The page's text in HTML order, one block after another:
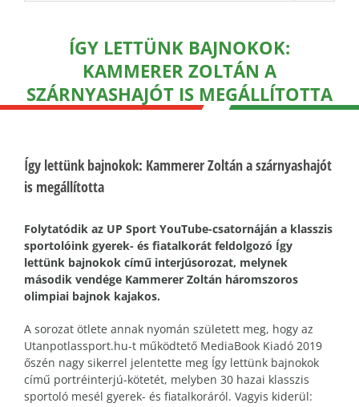
ÍGY LETTÜNK BAJNOKOK:
KAMMERER ZOLTÁN A
SZÁRNYASHAJÓT IS MEGÁLLÍTOTTA
Így lettünk bajnokok: Kammerer Zoltán a szárnyashajót
is megállította
Folytatódik az UP Sport YouTube-csatornáján a klasszis
sportolóink gyerek- és fiatalkorát feldolgozó Így
lettünk bajnokok című interjúsorozat, melynek
második vendége Kammerer Zoltán háromszoros
olimpiai bajnok kajakos.
A sorozat ötlete annak nyomán született meg, hogy az
Utanpotlassport.hu-t működtető MediaBook Kiadó 2019
őszén nagy sikerrel jelentette meg Így lettünk bajnokok
című portréinterjú-kötetét, melyben 30 hazai klasszis
sportoló mesél gyerek- és fiatalkoráról. Vagyis kiderül: